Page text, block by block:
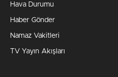
Hava Durumu
Haber Gönder
Namaz Vakitleri
TV Yayın Akışları